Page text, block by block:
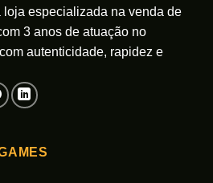
loja especializada na venda de
3 anos de atuação no
autenticidade, rapidez e